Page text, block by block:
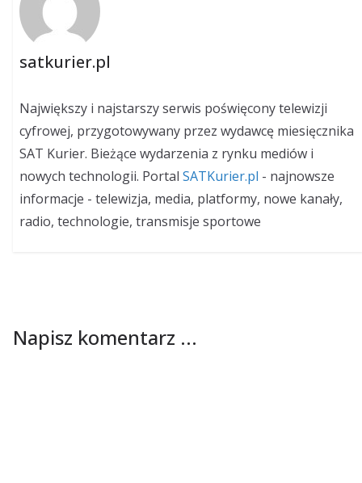
satkurier.pl
Największy i najstarszy serwis poświęcony telewizji
cyfrowej, przygotowywany przez wydawcę miesięcznika
SAT Kurier. Bieżące wydarzenia z rynku mediów i
nowych technologii. PortalSATKurier.pl - najnowsze
informacje - telewizja, media, platformy, nowe kanały,
radio, technologie, transmisje sportowe
Napisz komentarz ...